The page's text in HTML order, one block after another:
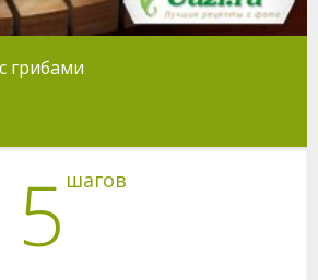
грибами
5 шагов